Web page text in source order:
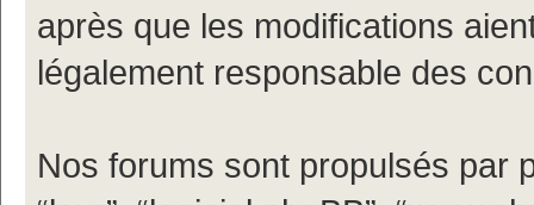
après que les modifications
légalement responsable des
Nos forums sont propulsés par